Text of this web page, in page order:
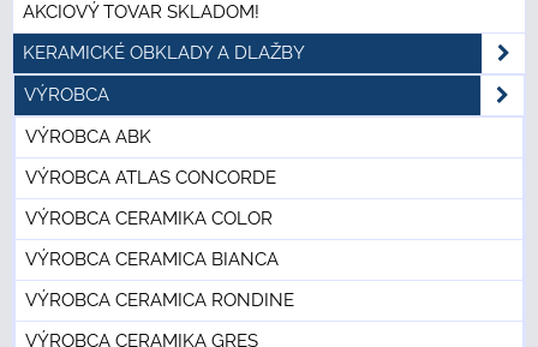
AKCIOVÝ TOVAR SKLADOM!
KERAMICKÉ OBKLADY A DLAŽBY
VÝROBCA
VÝROBCA ABK
VÝROBCA ATLAS CONCORDE
VÝROBCA CERAMIKA COLOR
VÝROBCA CERAMICA BIANCA
VÝROBCA CERAMICA RONDINE
VÝROBCA CERAMIKA GRES